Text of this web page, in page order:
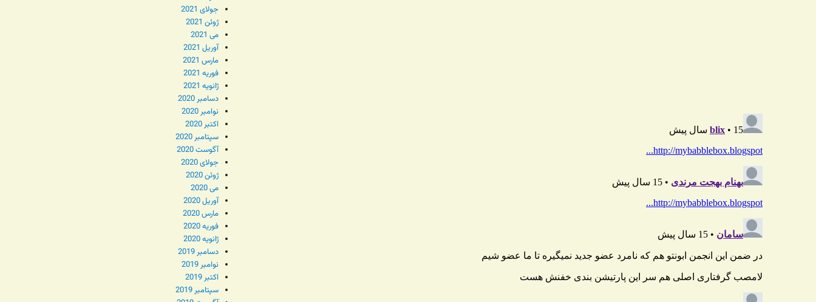
جولای 2021
ژوئن 2021
می 2021
آوریل 2021
مارس 2021
فوریه 2021
ژانویه 2021
دسامبر 2020
نوامبر 2020
اکتبر 2020
سپتامبر 2020
آگوست 2020
جولای 2020
ژوئن 2020
می 2020
آوریل 2020
مارس 2020
فوریه 2020
ژانویه 2020
دسامبر 2019
نوامبر 2019
اکتبر 2019
سپتامبر 2019